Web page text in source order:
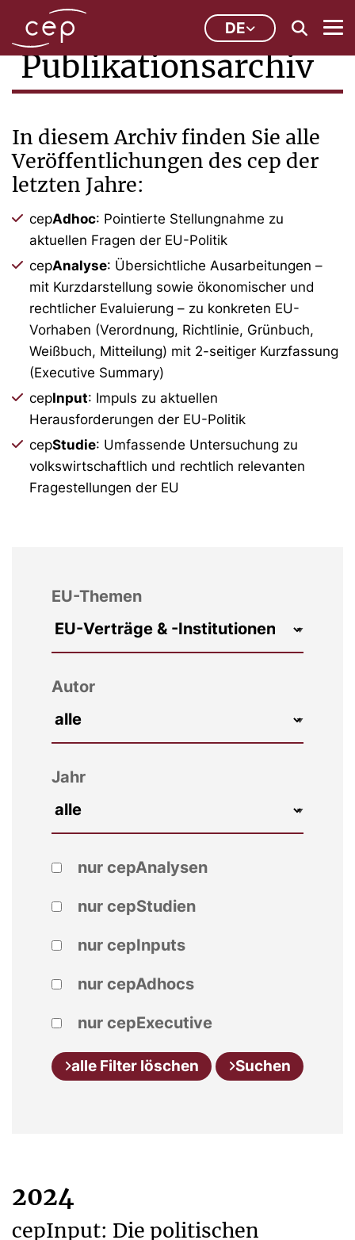
DE
Publikationsarchiv
In diesem Archiv finden Sie alle
Veröffentlichungen des cep der
letzten Jahre:
cepAdhoc: Pointierte Stellungnahme zu
aktuellen Fragen der EU-Politik
cepAnalyse: Übersichtliche Ausarbeitungen –
mit Kurzdarstellung sowie ökonomischer und
rechtlicher Evaluierung – zu konkreten EU-
Vorhaben (Verordnung, Richtlinie, Grünbuch,
Weißbuch, Mitteilung) mit 2-seitiger Kurzfassung
(Executive Summary)
cepInput: Impuls zu aktuellen
Herausforderungen der EU-Politik
cepStudie: Umfassende Untersuchung zu
volkswirtschaftlich und rechtlich relevanten
Fragestellungen der EU
EU-Themen
Autor
Jahr
nur cepAnalysen
nur cepStudien
nur cepInputs
nur cepAdhocs
nur cepExecutive
alle Filter löschen Suchen
2024
cepInput: Die politischen